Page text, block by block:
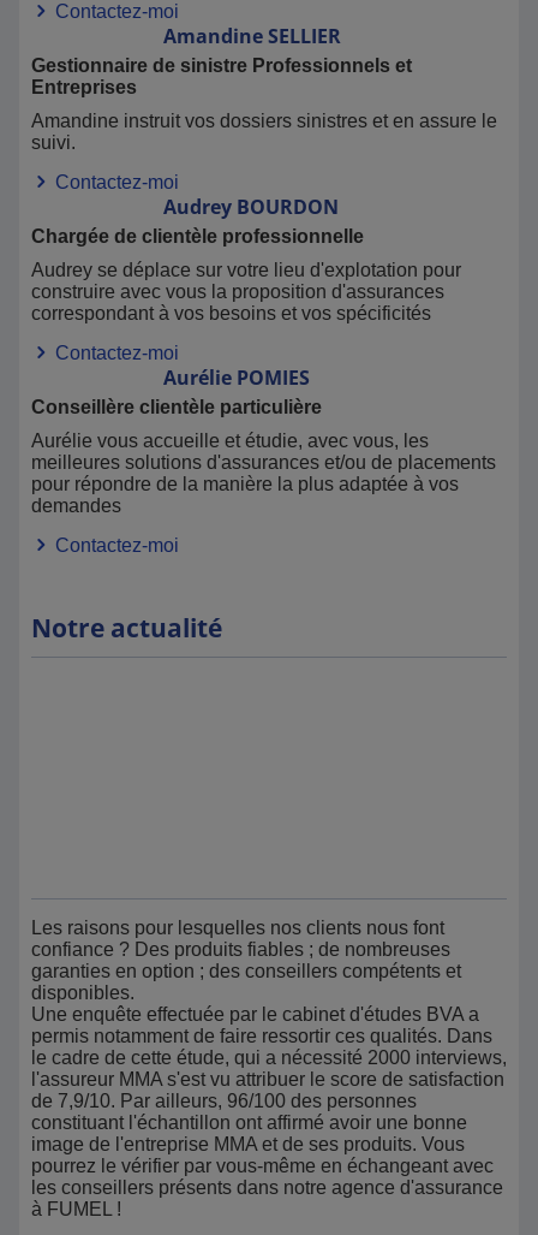
Contactez-moi
AmandineSELLIER
Gestionnaire de sinistre Professionnels et
Entreprises
Amandine instruit vos dossiers sinistres et en assure le
suivi.
Contactez-moi
Audrey BOURDON
Chargée de clientèle professionnelle
Audrey se déplace sur votre lieu d'explotation pour
construire avec vous la proposition d'assurances
correspondant à vos besoins et vos spécificités
Contactez-moi
Aurélie POMIES
Conseillère clientèle particulière
Aurélie vous accueille et étudie, avec vous, les
meilleures solutions d'assurances et/ou de placements
pour répondre de la manière la plus adaptée à vos
demandes
Contactez-moi
Notre actualité
Les raisons pour lesquelles nos clients nous font
confiance ? Des produits fiables ; de nombreuses
garanties en option ; des conseillers compétents et
disponibles.
Une enquête effectuée par le cabinet d'études BVA a
permis notamment de faire ressortir ces qualités. Dans
le cadre de cette étude, qui a nécessité 2000 interviews,
l'assureur MMA s'est vu attribuer le score de satisfaction
de 7,9/10. Par ailleurs, 96/100 des personnes
constituant l'échantillon ont affirmé avoir une bonne
image de l'entreprise MMA et de ses produits. Vous
pourrez le vérifier par vous-même en échangeant avec
les conseillers présents dans notre agence d'assurance
à FUMEL !